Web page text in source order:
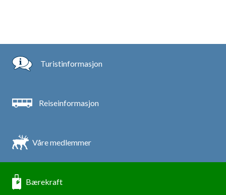
Turistinformasjon
Reiseinformasjon
Våre medlemmer
Bærekraft